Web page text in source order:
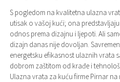
S pogledom na kvalitetna ulazna
utisak o vašoj kući; ona
odnos prema dizajnu i ljepoti. Ali
dizajn danas nije dovoljan.
energetsku efikasnost ulaznih vrata
dobrom zaštitom od krađe i
Ulazna vrata za kuću firme Pirnar